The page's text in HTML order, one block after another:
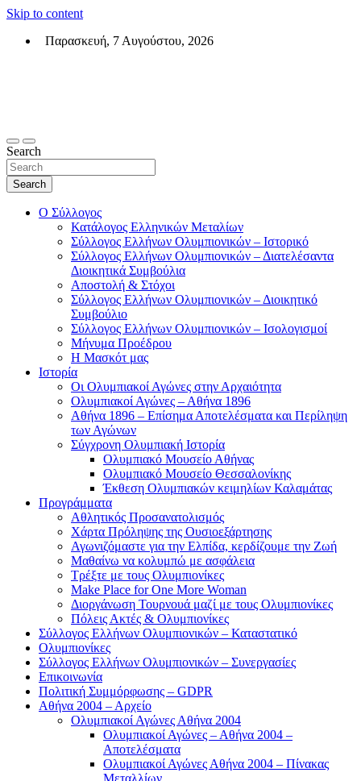
Skip to content
Παρασκευή, 7 Αυγούστου, 2026
Search
Search
Ο Σύλλογος
Κατάλογος Ελληνικών Μεταλίων
Σύλλογος Ελλήνων Ολυμπιονικών – Ιστορικό
Σύλλογος Ελλήνων Ολυμπιονικών – Διατελέσαντα
Διοικητικά Συμβούλια
Αποστολή & Στόχοι
Σύλλογος Ελλήνων Ολυμπιονικών – Διοικητικό
Συμβούλιο
Σύλλογος Ελλήνων Ολυμπιονικών – Ισολογισμοί
Μήνυμα Προέδρου
Η Μασκότ μας
Ιστορία
Οι Ολυμπιακοί Αγώνες στην Αρχαιότητα
Ολυμπιακοί Αγώνες – Αθήνα 1896
Αθήνα 1896 – Επίσημα Αποτελέσματα και Περίληψη
των Αγώνων
Σύγχρονη Ολυμπιακή Ιστορία
Ολυμπιακό Μουσείο Αθήνας
Ολυμπιακό Μουσείο Θεσσαλονίκης
Έκθεση Ολυμπιακών κειμηλίων Καλαμάτας
Προγράμματα
Αθλητικός Προσανατολισμός
Χάρτα Πρόληψης της Ουσιοεξάρτησης
Αγωνιζόμαστε για την Ελπίδα, κερδίζουμε την Ζωή
Μαθαίνω να κολυμπώ με ασφάλεια
Τρέξτε με τους Ολυμπιονίκες
Make Place for One More Woman
Διοργάνωση Τουρνουά μαζί με τους Ολυμπιονίκες
Πόλεις Ακτές & Ολυμπιονίκες
Σύλλογος Ελλήνων Ολυμπιονικών – Καταστατικό
Ολυμπιονίκες
Σύλλογος Ελλήνων Ολυμπιονικών – Συνεργασίες
Επικοινωνία
Πολιτική Συμμόρφωσης – GDPR
Αθήνα 2004 – Αρχείο
Ολυμπιακοί Αγώνες Αθήνα 2004
Ολυμπιακοί Αγώνες – Αθήνα 2004 –
Αποτελέσματα
Ολυμπιακοί Αγώνες Αθήνα 2004 – Πίνακας
Μεταλλίων